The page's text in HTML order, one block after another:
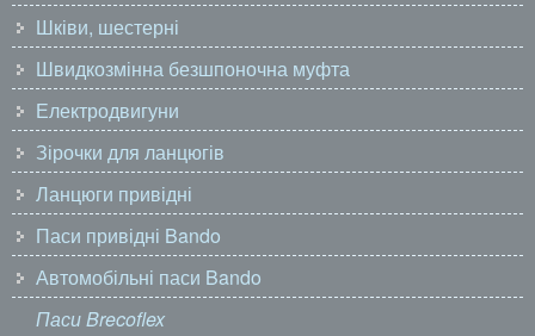
Шківи, шестерні
Швидкозмінна безшпоночна муфта
Електродвигуни
Зірочки для ланцюгів
Ланцюги привідні
Паси привідні Bando
Автомобільні паси Bando
Паси Brecoflex